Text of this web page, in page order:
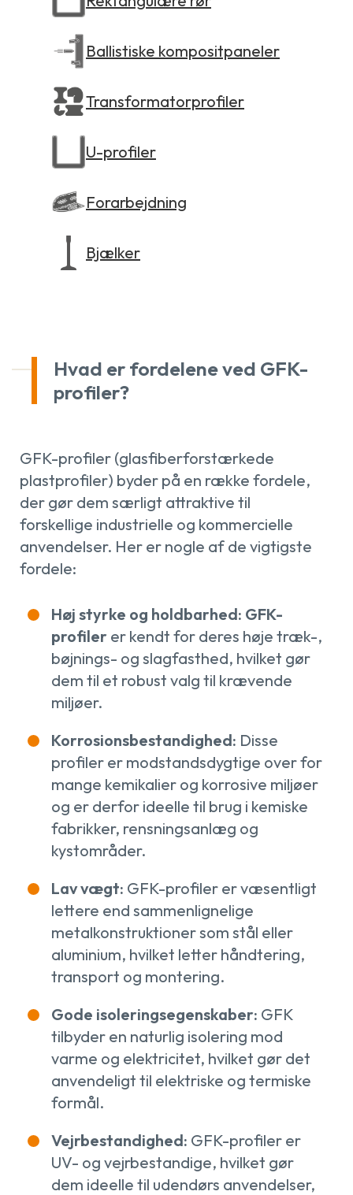
Ballistiske kompositpaneler
Transformatorprofiler
U-profiler
Forarbejdning
Bjælker
Hvad er fordelene ved GFK-
profiler?
GFK-profiler (glasfiberforstærkede
plastprofiler) byder på en række fordele,
der gør dem særligt attraktive til
forskellige industrielle og kommercielle
anvendelser. Her er nogle af de vigtigste
fordele:
Høj styrke og holdbarhed: GFK-
profiler er kendt for deres høje træk-,
bøjnings- og slagfasthed, hvilket gør
dem til et robust valg til krævende
miljøer.
Korrosionsbestandighed: Disse
profiler er modstandsdygtige over for
mange kemikalier og korrosive miljøer
og er derfor ideelle til brug i kemiske
fabrikker, rensningsanlæg og
kystområder.
Lav vægt: GFK-profiler er væsentligt
lettere end sammenlignelige
metalkonstruktioner som stål eller
aluminium, hvilket letter håndtering,
transport og montering.
Gode isoleringsegenskaber: GFK
tilbyder en naturlig isolering mod
varme og elektricitet, hvilket gør det
anvendeligt til elektriske og termiske
formål.
Vejrbestandighed: GFK-profiler er
UV- og vejrbestandige, hvilket gør
dem ideelle til udendørs anvendelser,